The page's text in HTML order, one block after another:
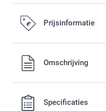
Prijsinformatie
Alle prijzen zijn in EURO
verzendkosten.Omschrijving
Specificaties